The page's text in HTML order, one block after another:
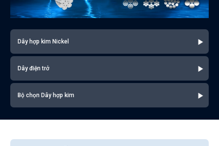
Dây hợp kim Nickel
Dây điện trở
Bộ chọn Dây hợp kim